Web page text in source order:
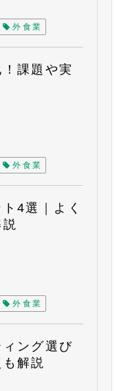
外食業
足度調査
グ
課題や実
外食業
足度調査
グ
4選｜よく
外食業
足度調査
ング
ング選び
解説